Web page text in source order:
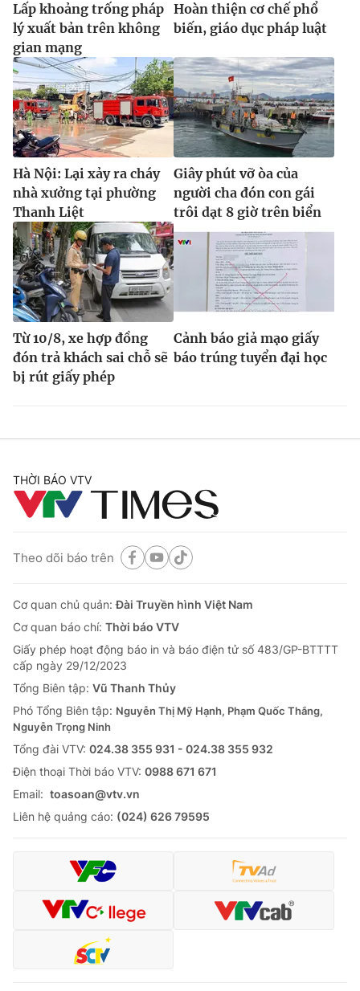
Lấp khoảng trống pháp
lý xuất bản trên không
gian mạng
Hoàn thiện cơ chế phổ
biến, giáo dục pháp luật
Hà Nội: Lại xảy ra cháy
nhà xưởng tại phường
Thanh Liệt
Giây phút vỡ òa của
người cha đón con gái
trôi dạt 8 giờ trên biển
Từ 10/8, xe hợp đồng
đón trả khách sai chỗ sẽ
bị rút giấy phép
Cảnh báo giả mạo giấy
báo trúng tuyển đại học
THỜI BÁO VTV
Theo dõi báo trên
Cơ quan chủ quản:Đài Truyền hình Việt Nam
Cơ quan báo chí: Thời báo VTV
Giấy phép hoạt động báo in và báo điện tử số 483/GP-BTTTT
cấp ngày 29/12/2023
Tổng Biên tập: Vũ Thanh Thủy
Phó Tổng Biên tập: Nguyễn Thị Mỹ Hạnh, Phạm Quốc Thắng,
Nguyễn Trọng Ninh
Tổng đài VTV: 024.38 355 931 - 024.38 355 932
Ðiện thoại Thời báo VTV: 0988 671 671
Email: toasoan@vtv.vn
Liên hệ quảng cáo: (024) 626 79595